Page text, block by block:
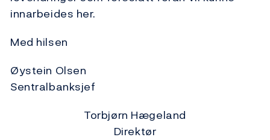
innarbeides her.
Med hilsen
Øystein Olsen
Sentralbanksjef
Torbjørn Hægeland
Direktør